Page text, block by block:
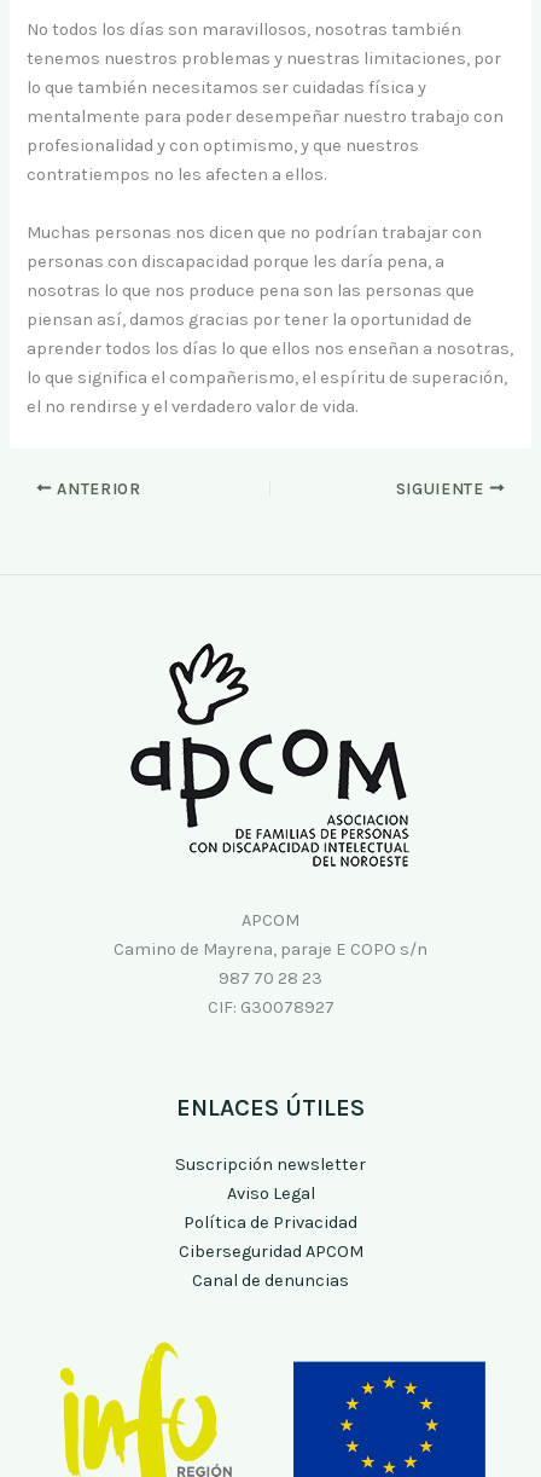
No todos los días son maravillosos, nosotras también
tenemos nuestros problemas y nuestras limitaciones, por
lo que también necesitamos ser cuidadas física y
mentalmente para poder desempeñar nuestro trabajo con
profesionalidad y con optimismo, y que nuestros
contratiempos no les afecten a ellos.
Muchas personas nos dicen que no podrían trabajar con
personas con discapacidad porque les daría pena, a
nosotras lo que nos produce pena son las personas que
piensan así, damos gracias por tener la oportunidad de
aprender todos los días lo que ellos nos enseñan a nosotras,
lo que significa el compañerismo, el espíritu de superación,
el no rendirse y el verdadero valor de vida.
ANTERIOR SIGUIENTE
APCOM
Camino de Mayrena, paraje E COPO s/n
987 70 28 23
CIF: G30078927
ENLACES ÚTILES
Suscripción newsletter
Aviso Legal
Política de Privacidad
Ciberseguridad APCOM
Canal de denuncias